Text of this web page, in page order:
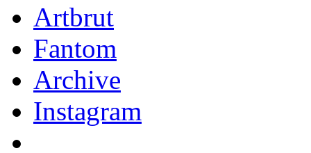
Artbrut
Fantom
Archive
Instagram